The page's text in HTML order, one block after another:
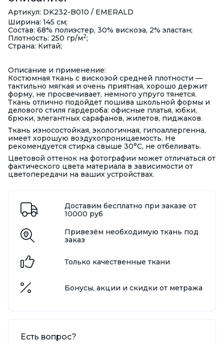
Артикул: DK232-B010 / EMERALD
Ширина: 145 см;
Состав: 68% полиэстер, 30% вискоза, 2% эластан;
Плотность: 250 гр/м2;
Страна: Китай;
Описание и применение:
Костюмная ткань с вискозой средней плотности —
тактильно мягкая и очень приятная, хорошо держит
форму, не просвечивает, немного упруго тянется.
Ткань отлично подойдет пошива школьной формы и
делового стиля гардероба: офисные платья, юбки,
брюки, элегантных сарафанов, жилетов, пиджаков.
Ткань износостойкая, экологичная, гипоаллергенна,
имеет хорошую воздухопроницаемость. Не
рекомендуется стирка свыше 30°С, не отбеливать.
Цветовой оттенок на фотографии может отличаться от
фактического цвета материала в зависимости от
цветопередачи на ваших устройствах.
Доставим бесплатно при заказе от
10000 руб
Привезём необходимую ткань под
заказ
Только качественные ткани
Бонусы, акции и скидки от метража
Есть вопрос?